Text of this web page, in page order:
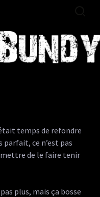
temps de refondre
parfait, ce n’est pas
de le faire tenir
plus, mais ça bosse